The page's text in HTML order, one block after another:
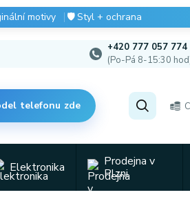
motivy 🛡️Styl + ochrana
+420 777 057 774
(Po-Pá 8-15:30
telefonu zde
Elektronika
Prodejna v
Plzni